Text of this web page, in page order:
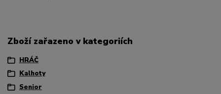
Zboží zařazeno v kategoriích
HRÁČ
Kalhoty
Senior